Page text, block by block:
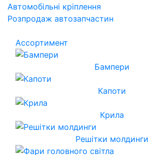
Автомобільні кріплення
Розпродаж автозапчастин
Ассортимент
Бампери
Капоти
Крила
Решітки молдинги